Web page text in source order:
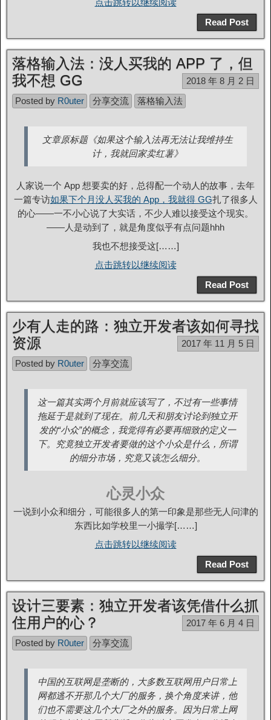
点击跳转以继续阅读
Read Post
落格输入法：没人买我的 APP 了，但
我不想 GG
2018 年 8 月 2 日
Posted by R0uter 分享交流 落格输入法
文章原标题《如果这个输入法再无法让我维持生
计，我就回家卖红薯》
人家说一个 App 想要卖的好，总得配一个动人的故事，去年
一篇专访如果下个月没人买我的 App，我就得 GG扎了很多人
的心——一不小心说了大实话，不少人难以接受这个现实。
——人是动到了，就是角度似乎有点问题hhh
我也不想接受这[……]
点击跳转以继续阅读
Read Post
少有人走的路：独立开发者该如何寻找
资源
2017 年 11 月 5 日
Posted by R0uter 分享交流
这一篇其实两个月前就应该写了，不过有一些事情
拖延于是就到了现在。前几天和朋友讨论到独立开
发的“小众”的概念，我觉得有必要再细致的定义一
下。究竟独立开发者要做的这个小众是什么，所谓
的细分市场，究竟又该怎么细分。
心灵小众
一说到小众和细分，可能很多人的第一印象是那些无人问津的
东西比如学校里一小撮学[……]
点击跳转以继续阅读
Read Post
设计三要素：独立开发者该凭借什么抓
住用户的心？
2017 年 6 月 4 日
Posted by R0uter 分享交流
中国的互联网是垄断的，大多数互联网用户日常上
网都逃不开那几个大厂的服务，换个角度来讲，他
们也不需要这几个大厂之外的服务。因为日常上网